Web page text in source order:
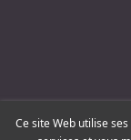
Ce site Web utilise